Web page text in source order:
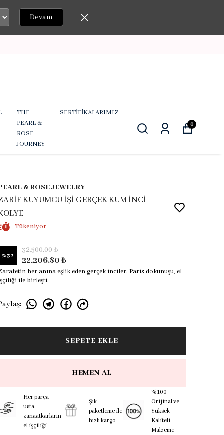
Devam
THE
PEARL &
ROSE
JOURNEY
SERTİFİKALARIMIZ
0
& ROSE JEWELRY
KUYUMCU İŞİ GERÇEK KUM İNCİ
Tükeniyor
%32
32,500.00 ₺
22,206.80 ₺
her anına eşlik eden gerçek inciler. Paris dokunuşu, el
ile birleşti.
:
SEPETE EKLE
HEMEN AL
Her parça
usta
zanaatkarların
el işçiliği
Şık
paketleme ile
hızlı kargo
%100
Orijinal ve
Yüksek
Kaliteli
Malzeme